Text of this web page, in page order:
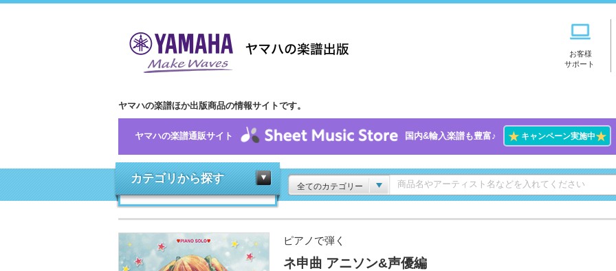
お客様
サポート
ヤマハの楽譜ほか出版商品の情報サイトです。
ヤマハの楽譜通販サイト 国内&輸入楽譜も豊富♪ ★キャンペーン実施中★
カテゴリから探す
全てのカテゴリー
ピアノで弾く
ネ申曲 アニソン&声優編